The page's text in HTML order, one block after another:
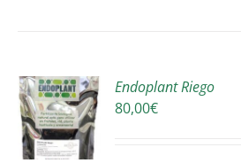
Endoplant Riego
80,00€